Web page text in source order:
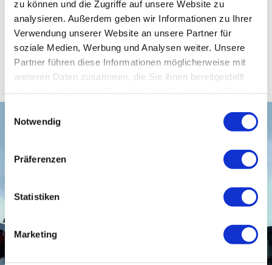
zu können und die Zugriffe auf unsere Website zu
analysieren. Außerdem geben wir Informationen zu Ihrer
Verwendung unserer Website an unsere Partner für
soziale Medien, Werbung und Analysen weiter. Unsere
Partner führen diese Informationen möglicherweise mit
weiteren Daten zusammen, die Sie ihnen bereitgestellt
Notwendig
Präferenzen
Statistiken
Marketing
06:00 - 18:00 geöffnet
Kein Ruhetag